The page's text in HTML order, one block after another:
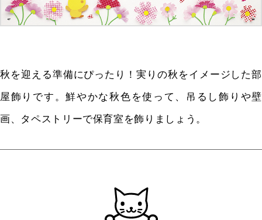
秋を迎える準備にぴったり！実りの秋をイメージした部
屋飾りです。鮮やかな秋色を使って、吊るし飾りや壁
画、タペストリーで保育室を飾りましょう。